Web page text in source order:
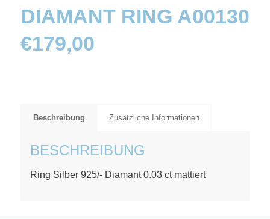
DIAMANT RING A00130
€179,00
Beschreibung Zusätzliche Informationen
BESCHREIBUNG
Ring Silber 925/- Diamant 0.03 ct mattiert